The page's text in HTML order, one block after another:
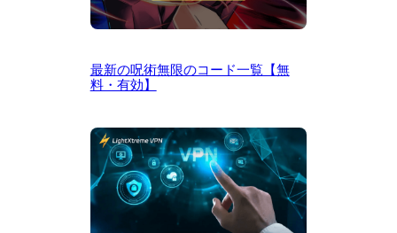
最新の呪術無限のコード一覧【無
料・有効】